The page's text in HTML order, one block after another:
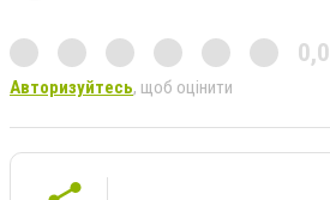
0,0
Авторизуйтесь, щоб оцінити